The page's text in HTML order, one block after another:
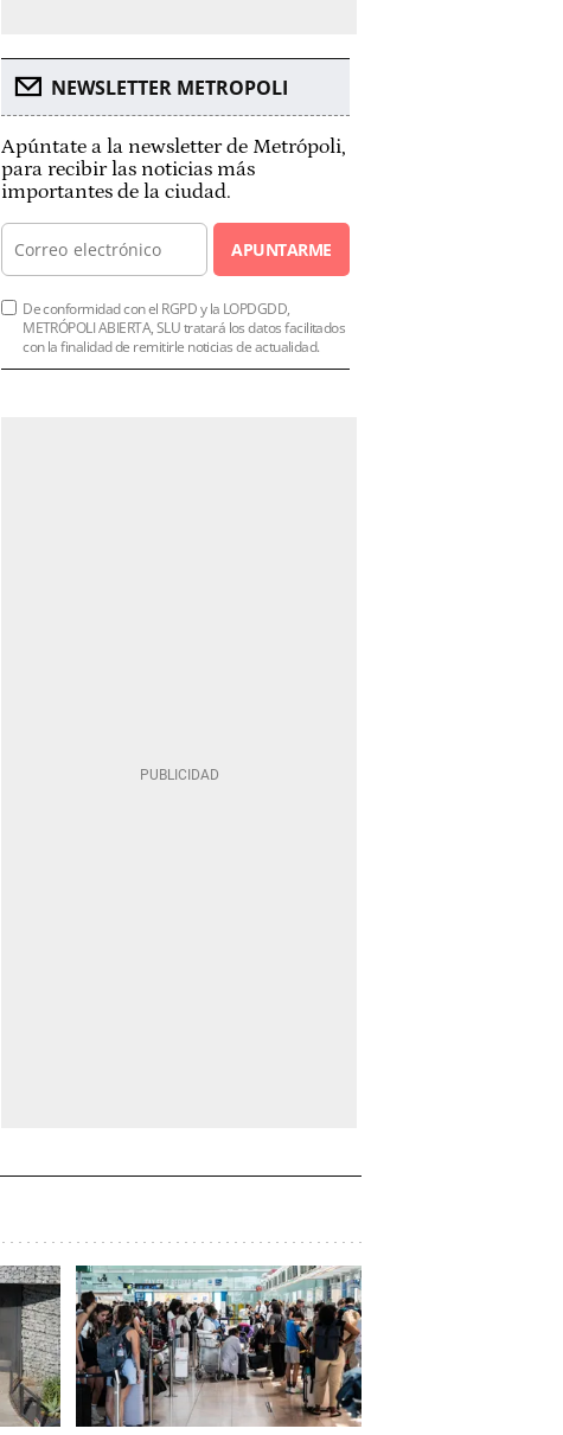
NEWSLETTER METROPOLI
Apúntate a la newsletter de Metrópoli,
para recibir las noticias más
importantes de la ciudad.
APUNTARME
De conformidad con el RGPD y la LOPDGDD,
METRÓPOLI ABIERTA, SLU tratará los datos facilitados
con la finalidad de remitirle noticias de actualidad.